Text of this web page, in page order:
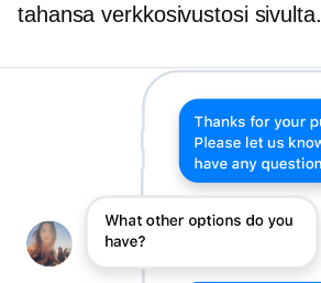
tahansa verkkosivustosi sivulta.